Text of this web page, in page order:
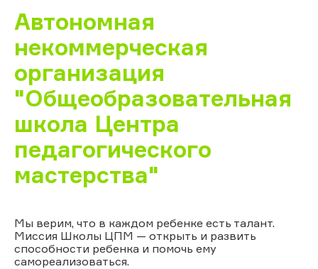
Автономная
некоммерческая
организация
"Общеобразовательная
школа Центра
педагогического
мастерства"
Мы верим, что в каждом ребенке есть талант.
Миссия Школы ЦПМ — открыть и развить
способности ребенка и помочь ему
самореализоваться.